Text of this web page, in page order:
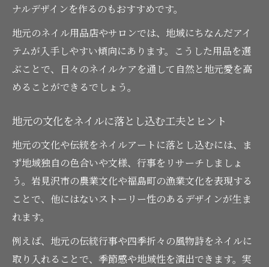
ナルデザインを作るのもおすすめです。
地元のネイル用品店やサロンでは、地域にちなんだアイ
テムが入手しやすい傾向にあります。こうした用品を選
ぶことで、日々のネイルケアを通して自然と地元愛を高
めることができるでしょう。
地元の文化をネイルに落とし込む工夫とヒント
地元の文化や伝統をネイルアートに落とし込むには、ま
ず地域独自の色合いや文様、行事をリサーチしましょ
う。岩見沢市の農業文化や福島町の漁業文化を表現する
ことで、他にはないストーリー性のあるデザインが生ま
れます。
例えば、地元の伝統行事や四季折々の風物詩をネイルに
取り入れることで、季節感や地域性を演出できます。実